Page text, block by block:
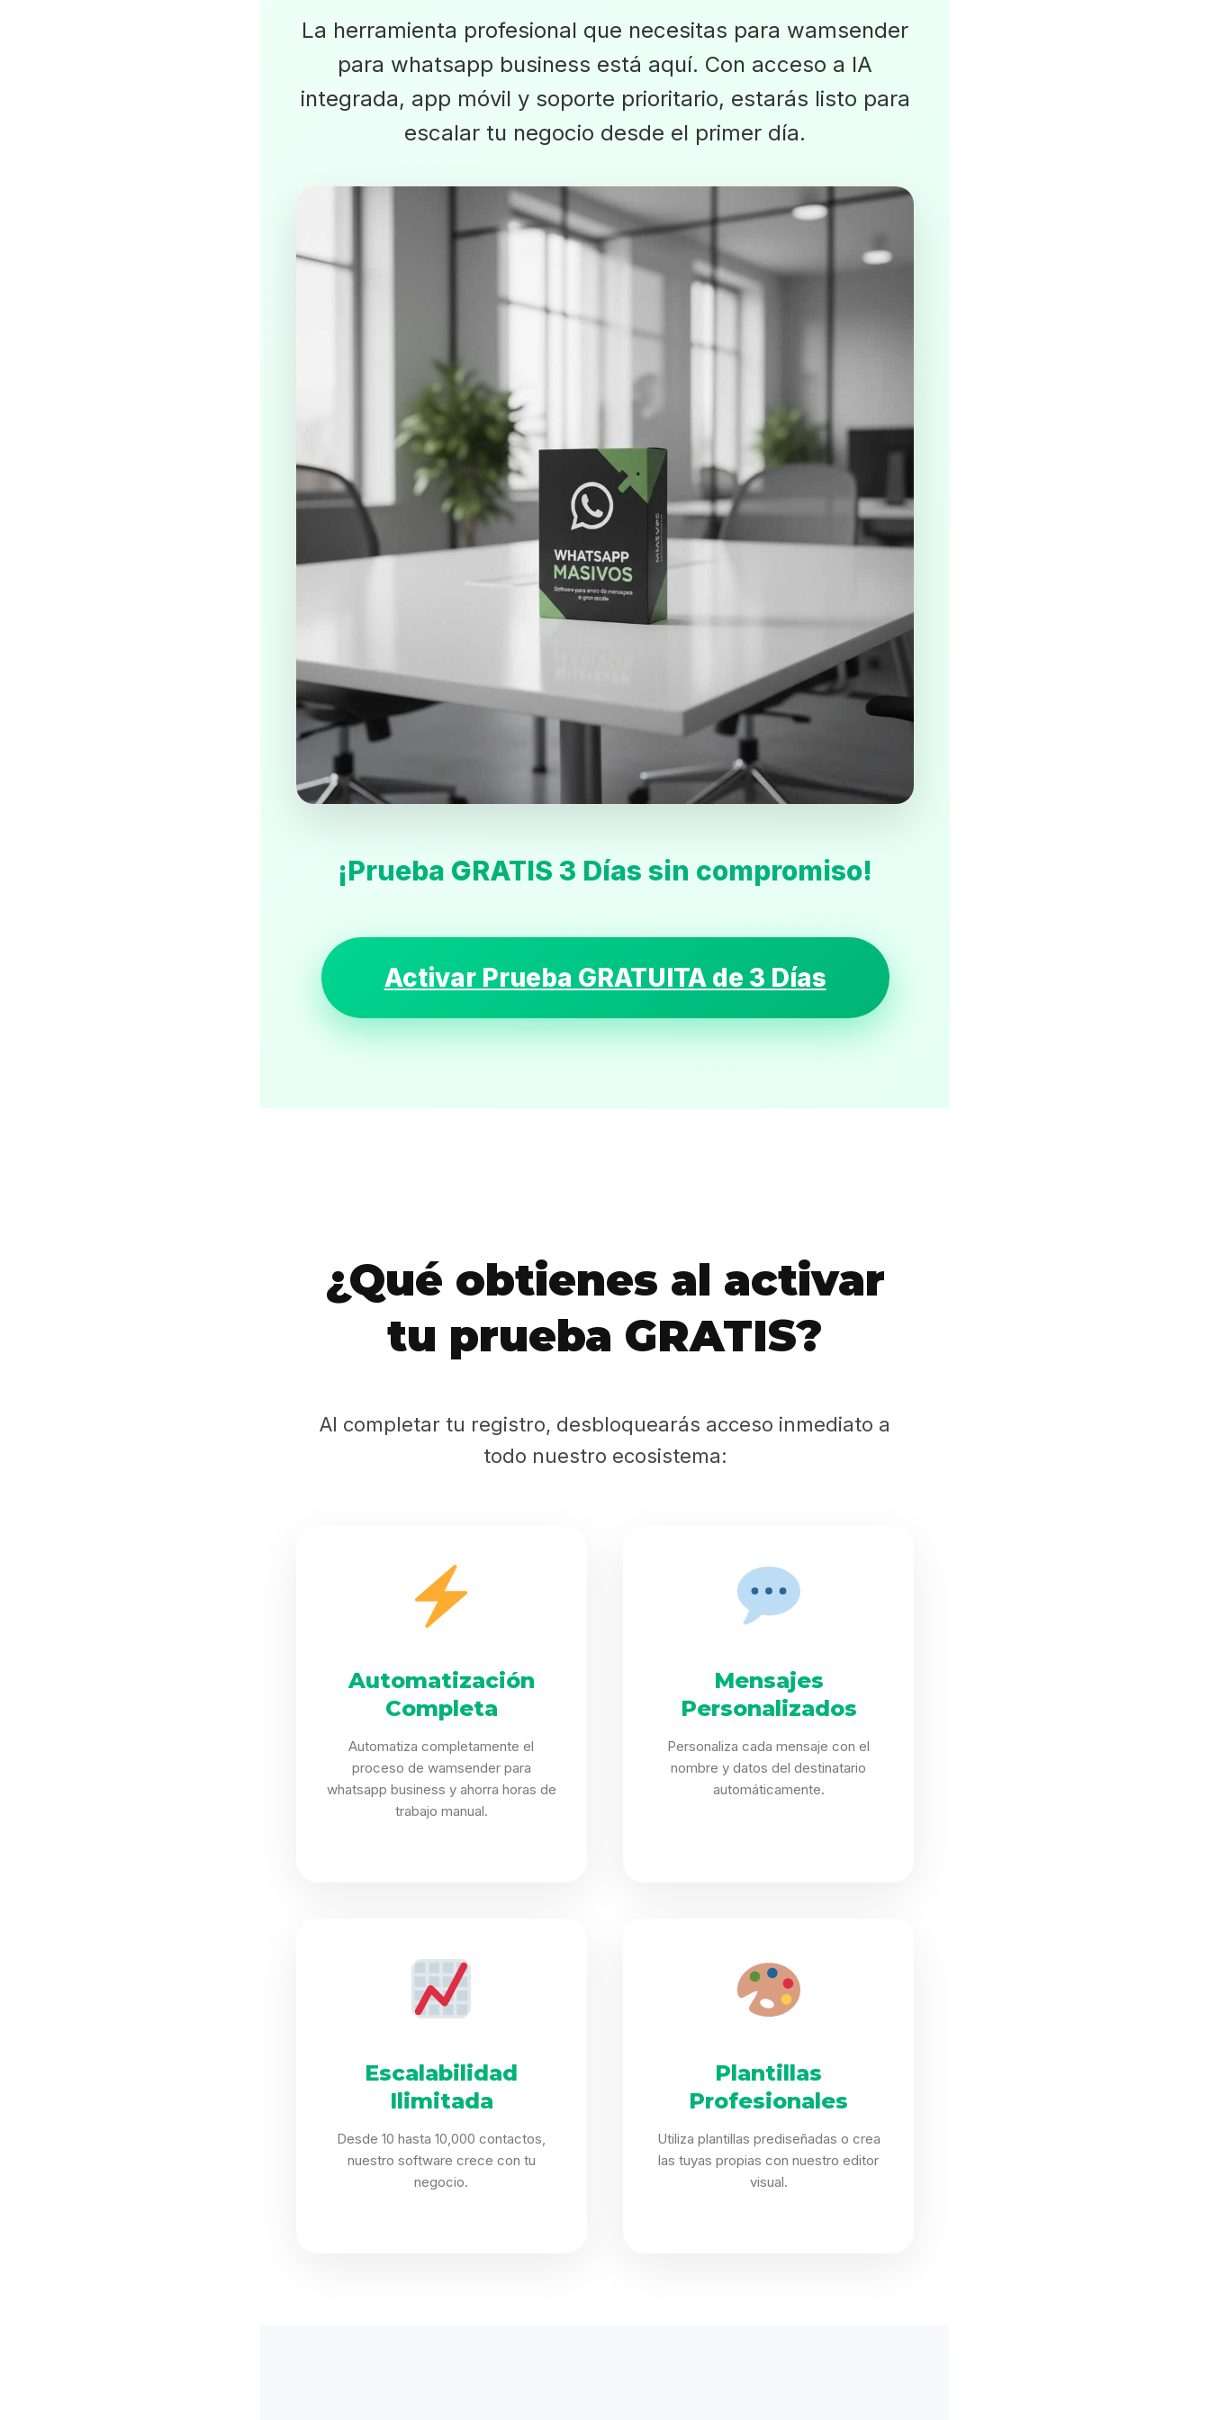
Inicio
Casting
Bershka
Casting
Casting
HolliKids
Search
La herramienta profesional que necesitas para wamsender
para whatsapp business está aquí. Con acceso a IA
integrada, app móvil y soporte prioritario, estarás listo para
escalar tu negocio desde el primer día.
¡Prueba GRATIS 3 Días sin compromiso!
Activar Prueba GRATUITA de 3 Días
¿Qué obtienes al activar
tu prueba GRATIS?
Al completar tu registro, desbloquearás acceso inmediato a
todo nuestro ecosistema:
Automatización
Completa
Automatiza completamente el
proceso de wamsender para
whatsapp business y ahorra horas de
trabajo manual.
Mensajes
Personalizados
Personaliza cada mensaje con el
nombre y datos del destinatario
automáticamente.
Escalabilidad
Ilimitada
Desde 10 hasta 10,000 contactos,
nuestro software crece con tu
negocio.
Plantillas
Profesionales
Utiliza plantillas prediseñadas o crea
las tuyas propias con nuestro editor
visual.